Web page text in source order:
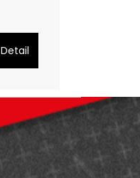
Detail